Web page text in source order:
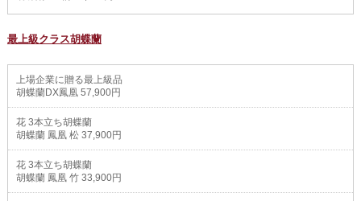
最上級クラス胡蝶蘭
上場企業に贈る最上級品
胡蝶蘭DX鳳凰 57,900円
花 3本立ち胡蝶蘭
胡蝶蘭 鳳凰 松 37,900円
花 3本立ち胡蝶蘭
胡蝶蘭 鳳凰 竹 33,900円